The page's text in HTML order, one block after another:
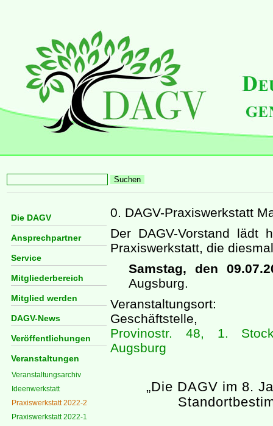
Die DAGV
Ansprechpartner
Service
Mitgliederbereich
Mitglied werden
DAGV-News
Veröffentlichungen
Veranstaltungen
Veranstaltungsarchiv
Ideenwerkstatt
Praxiswerkstatt 2022-2
Praxiswerkstatt 2022-1
0. DAGV-Praxiswerkstatt
Der DAGV-Vorstand lädt
Praxiswerkstatt, die
Samstag, den
Augsburg.
Geschäftstelle,
Provinostr. 48, 1.
Augsburg
„Die DAGV im 8.